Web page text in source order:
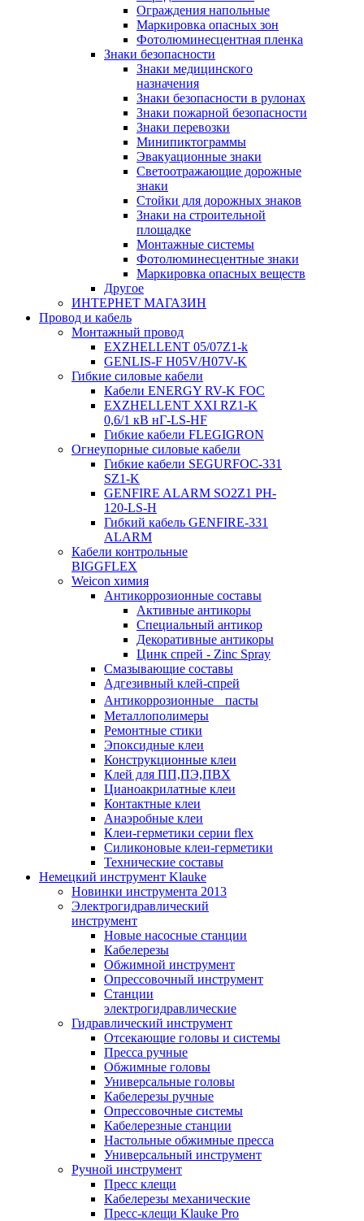
Ограждения напольные
Маркировка опасных зон
Фотолюминесцентная пленка
Знаки безопасности
Знаки медицинского
назначения
Знаки безопасности в рулонах
Знаки пожарной безопасности
Знаки перевозки
Минипиктограммы
Эвакуационные знаки
Светоотражающие дорожные
знаки
Стойки для дорожных знаков
Знаки на строительной
площадке
Монтажные системы
Фотолюминесцентные знаки
Маркировка опасных веществ
Другое
ИНТЕРНЕТ МАГАЗИН
Провод и кабель
Монтажный провод
EXZHELLENT 05/07Z1-k
GENLIS-F Н05V/H07V-K
Гибкие силовые кабели
Кабели ENERGY RV-K FOC
EXZHELLENT XXI RZ1-K
0,6/1 кВ нГ-LS-HF
Гибкие кабели FLEGIGRON
Огнеупорные силовые кабели
Гибкие кабели SEGURFOC-331
SZ1-K
GENFIRE ALARM SO2Z1 PH-
120-LS-H
Гибкий кабель GENFIRE-331
ALARM
Кабели контрольные
BIGGFLEX
Weicon химия
Антикоррозионные составы
Активные антикоры
Специальный антикор
Декоративные антикоры
Цинк спрей - Zinc Spray
Смазывающие составы
Адгезивный клей-спрей
Антикоррозионные пасты
Металлополимеры
Ремонтные стики
Эпоксидные клеи
Конструкционные клеи
Клей для ПП,ПЭ,ПВХ
Цианоакрилатные клеи
Контактные клеи
Анаэробные клеи
Клеи-герметики серии flex
Силиконовые клеи-герметики
Технические составы
Немецкий инструмент Klauke
Новинки инструмента 2013
Электрогидравлический
инструмент
Новые насосные станции
Кабелерезы
Обжимной инструмент
Опрессовочный инструмент
Станции
электрогидравлические
Гидравлический инструмент
Отсекающие головы и системы
Пресса ручные
Обжимные головы
Универсальные головы
Кабелерезы ручные
Опрессовочные системы
Кабелерезные станции
Настольные обжимные пресса
Универсальный инструмент
Ручной инструмент
Пресс клещи
Кабелерезы механические
Пресс-клещи Klauke Pro